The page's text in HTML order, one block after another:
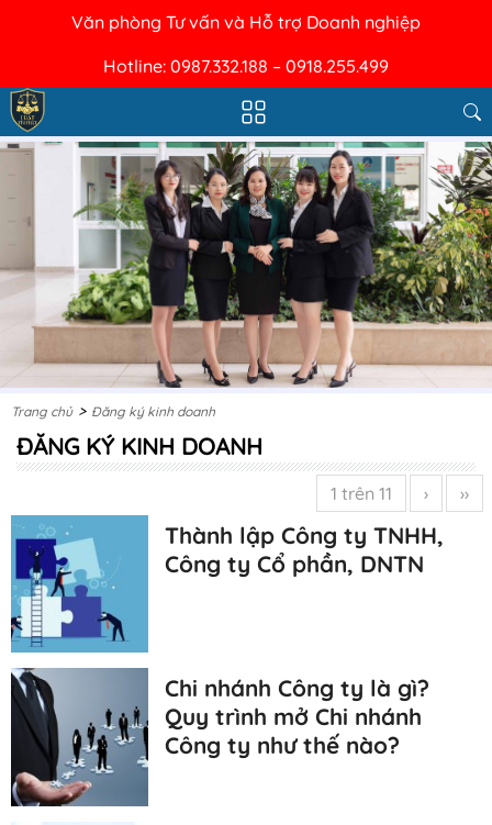
Văn phòng Tư vấn và Hỗ trợ Doanh nghiệp
Hotline: 0987.332.188 – 0918.255.499
Trang chủ > Đăng ký kinh doanh
ĐĂNG KÝ KINH DOANH
1 trên 11 › ››
Thành lập Công ty TNHH,
Công ty Cổ phần, DNTN
Chi nhánh Công ty là gì?
Quy trình mở Chi nhánh
Công ty như thế nào?